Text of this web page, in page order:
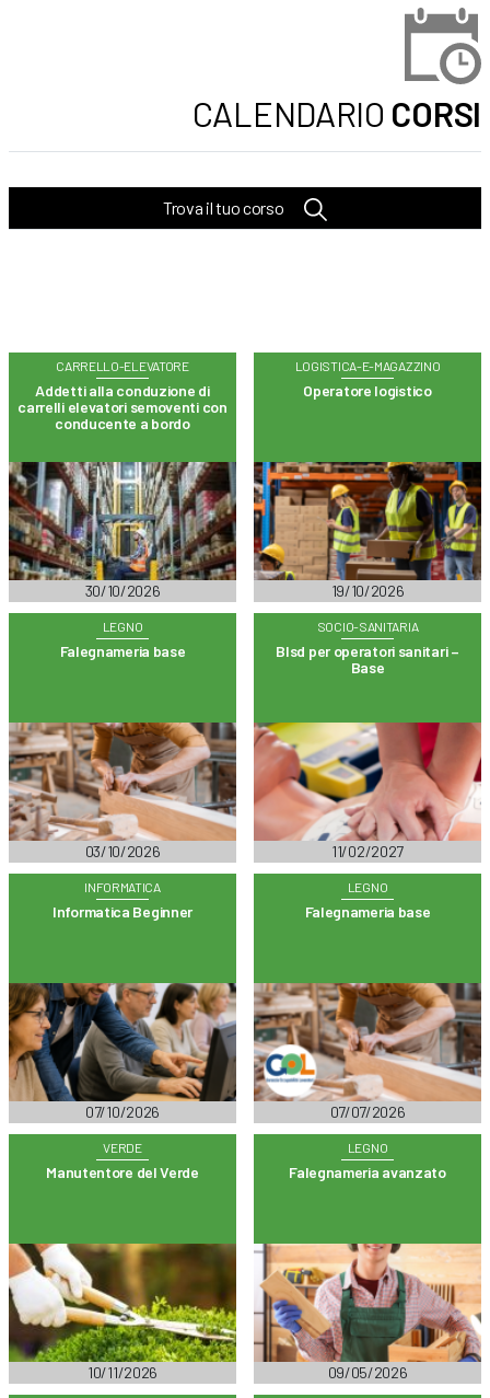
CALENDARIO CORSI
Trova il tuo corso
CARRELLO-ELEVATORE
Addetti alla conduzione di
carrelli elevatori semoventi con
conducente a bordo
30/10/2026
LOGISTICA-E-MAGAZZINO
Operatore logistico
19/10/2026
LEGNO
Falegnameria base
03/10/2026
SOCIO-SANITARIA
Blsd per operatori sanitari –
Base
11/02/2027
INFORMATICA
Informatica Beginner
07/10/2026
LEGNO
Falegnameria base
07/07/2026
VERDE
Manutentore del Verde
10/11/2026
LEGNO
Falegnameria avanzato
09/05/2026